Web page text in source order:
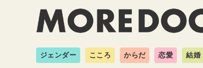
ジェンダー こころ からだ 恋愛 結婚